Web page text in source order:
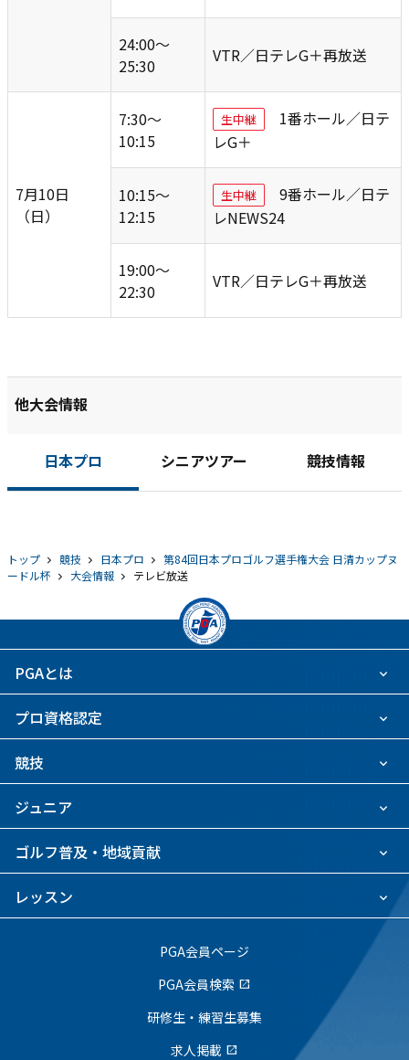
24:00～
25:30
VTR／日テレG＋再放送
7月10日
（日）
7:30～
10:15
生中継
1番ホール／日テ
レG＋
10:15～
12:15
生中継
9番ホール／日テ
レNEWS24
19:00～
22:30
VTR／日テレG＋再放送
他大会情報
日本プロ シニアツアー 競技情報
トップ 競技 日本プロ
第84回日本プロゴルフ選手権大会 日清カップヌ
ードル杯
大会情報 テレビ放送
PGAとは
プロ資格認定
競技
ジュニア
ゴルフ普及・地域貢献
レッスン
PGA会員ページ
PGA会員検索 open_in_new
研修生・練習生募集
求人掲載 open_in_new